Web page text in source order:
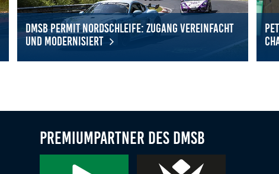
DMSB Permit Nordschleife: Zugang vereinfacht
und modernisiert
Premiumpartner des DMSB